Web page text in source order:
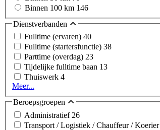
Binnen 100 km 146
Dienstverbanden
Fulltime (ervaren) 40
Fulltime (startersfunctie) 38
Parttime (overdag) 23
Tijdelijke fulltime baan 13
Thuiswerk 4
Meer...
Beroepsgroepen
Administratief 26
Transport / Logistiek / Chauffeur / Koerier